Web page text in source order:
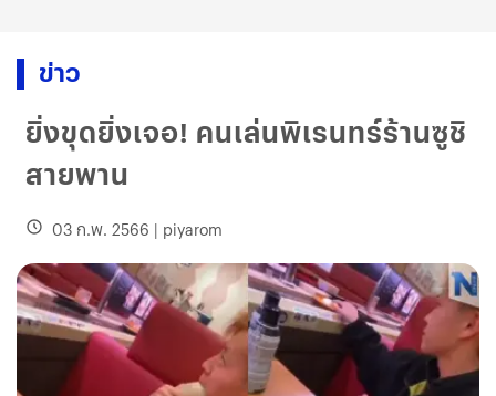
ข่าว
ยิ่งขุดยิ่งเจอ! คนเล่นพิเรนทร์ร้านซูชิ
สายพาน
03 ก.พ. 2566 | piyarom